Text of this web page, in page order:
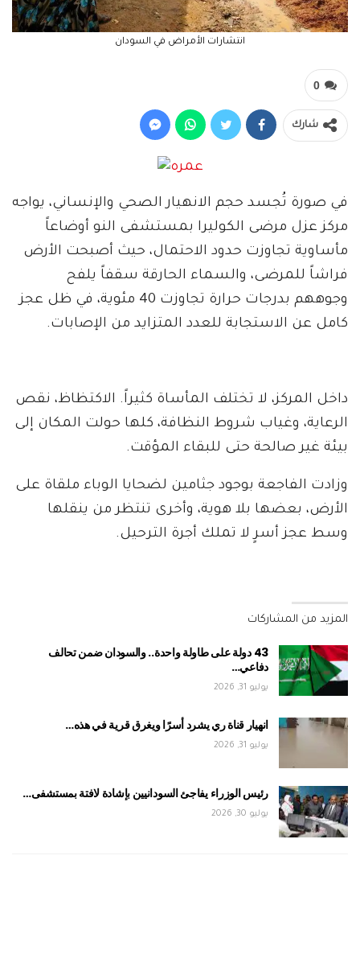
انتشارات الأمراض في السودان
0
شارك
في صورة تُجسد حجم الانهيار الصحي والإنساني، يواجه
مركز عزل مرضى الكوليرا بمستشفى النو أوضاعاً
مأساوية تجاوزت حدود الاحتمال، حيث أصبحت الأرض
فراشاً للمرضى، والسماء الحارقة سقفاً يلفح
وجوههم بدرجات حرارة تجاوزت 40 مئوية، في ظل عجز
كامل عن الاستجابة للعدد المتزايد من الإصابات.
داخل المركز، لا تختلف المأساة كثيراً. الاكتظاظ، نقص
الرعاية، وغياب شروط النظافة، كلها حولت المكان إلى
بيئة غير صالحة حتى للبقاء المؤقت.
وزادت الفاجعة بوجود جثامين لضحايا الوباء ملقاة على
الأرض، بعضها بلا هوية، وأخرى تنتظر من ينقلها
وسط عجز أسرٍ لا تملك أجرة الترحيل.
المزيد من المشاركات
43 دولة على طاولة واحدة.. والسودان ضمن تحالف
دفاعي…
يوليو 31, 2026
انهيار قناة ري يشرد أسرًا ويغرق قرية في هذه…
يوليو 31, 2026
رئيس الوزراء يفاجئ السودانيين بإشادة لافتة بمستشفى…
يوليو 30, 2026